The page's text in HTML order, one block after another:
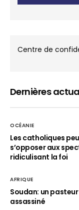
Centre de
Dernières
OCÉANIE
Les catholiques
s’opposer aux
ridiculisant la foi
AFRIQUE
Soudan: un pasteur
assassiné